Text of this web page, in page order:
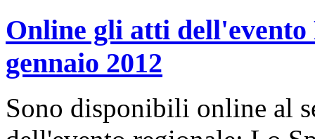
Online gli atti
gennaio 2012
Sono disponibili online al